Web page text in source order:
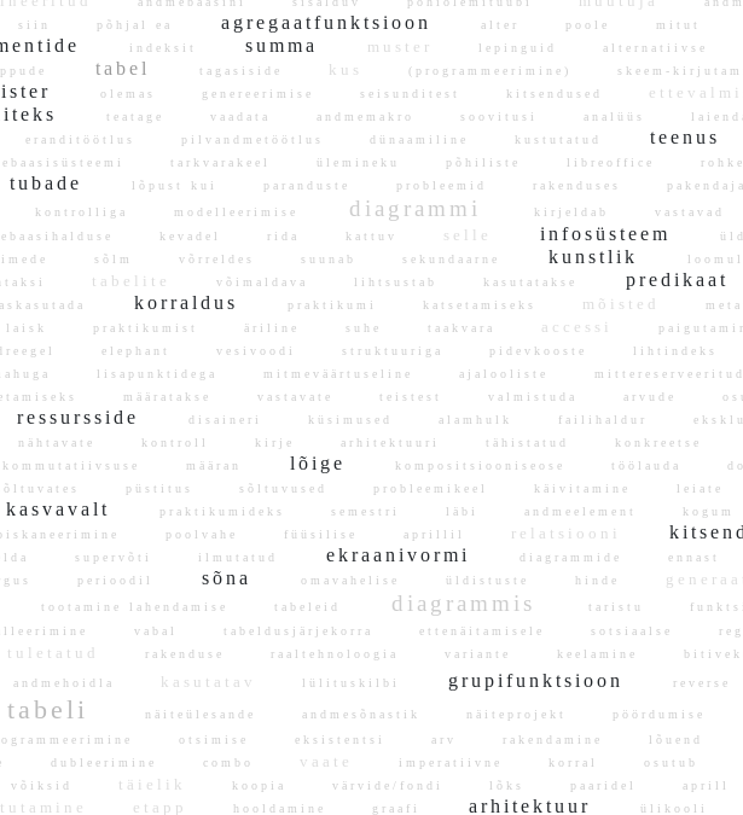
siin
põhjal ea agregaatfunktsioon alter poole mitut
indeksit summa muster lepinguid alternatiivse
tabel tagasiside kus (programmeerimine) skeem-
olemas genereerimise seisunditest kitsendused
teatage vaadata andmemakro soovitusi analüüs
eranditöötlus
pilvandmetöötlus dünaamiline kustutatud teenus
tarkvarakeel ülemineku põhiliste libreoffice
tubade
lõpust kui paranduste probleemid rakenduses
kontrolliga modelleerimise diagrammi kirjeldab vastavad
kevadel rida kattuv selle infosüsteem
sõlm võrreldes suunab sekundaarne kunstlik
tabelite võimaldava lihtsustab kasutatakse predikaat
korraldus praktikumi katsetamiseks mõisted
laisk
praktikumist äriline suhe taakvara accessi
elephant vesivoodi struktuuriga pidevkooste lihtindeks
lisapunktidega mitmeväärtuseline ajalooliste
määratakse vastavate teistest valmistuda arvude
ressursside disaineri küsimused alamhulk failihaldur
nähtavate
kontroll kirje arhitektuuri tähistatud konkreetse
kommutatiivsuse
määran lõige kompositsiooniseose töölauda
püstitus sõltuvused probleemikeel käivitamine leiate
kasvavalt praktikumideks semestri läbi andmeelement
poolvahe füüsilise aprillil relatsiooni
supervõti ilmutatud ekraanivormi diagrammide ennast
perioodil sõna omavahelise üldistuste hinde
tootamine lahendamise tabeleid diagrammis taristu
vabal tabeldusjärjekorra ettenäitamisele sotsiaalse
tuletatud rakenduse raaltehnoloogia variante keelamine
andmehoidla kasutatav lülituskilbi grupifunktsioon
tabeli näiteülesande andmesõnastik näiteprojekt pöördumise
otsimise eksistentsi arv rakendamine lõuend
dubleerimine combo vaate imperatiivne korral osutub
võiksid
täielik koopia värvide/fondi lõks paaridel
etapp hooldamine graafi arhitektuur ülikooli